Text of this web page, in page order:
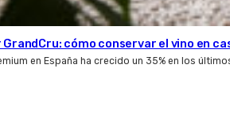
cómo conservar el vino en
en España ha crecido un 35% en los